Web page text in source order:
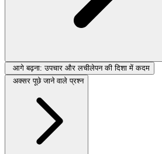
आगे बढ़ना: उपचार और लचीलेपन की दिशा में कदम
अक्सर पूछे जाने वाले प्रश्न